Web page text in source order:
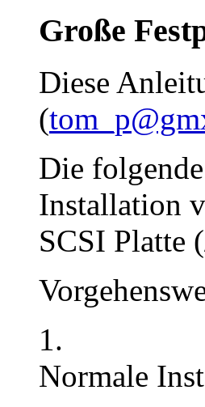
Große
Diese
(
Die
Installation
SCSI Platte
1.
Normale